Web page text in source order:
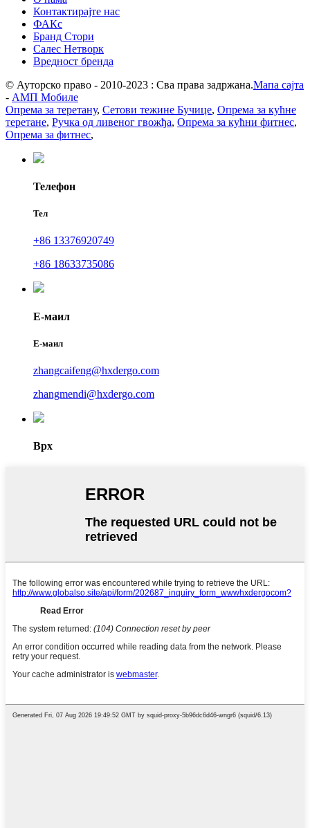
Контактирајте нас
ФАКс
Бранд Стори
Салес Нетворк
Вредност бренда
© Ауторско право - 2010-2023 : Сва права задржана.Мапа сајта
- АМП Мобиле
Опрема за теретану, Сетови тежине Бучице, Опрема за кућне
теретане, Ручка од ливеног гвожђа, Опрема за кућни фитнес,
Опрема за фитнес,
Телефон
Тел
+86 13376920749
+86 18633735086
Е-маил
Е-маил
zhangcaifeng@hxdergo.com
zhangmendi@hxdergo.com
Врх